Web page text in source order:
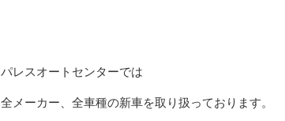
パレスオートセンターでは
全メーカー、全車種の新車を取り扱っております。